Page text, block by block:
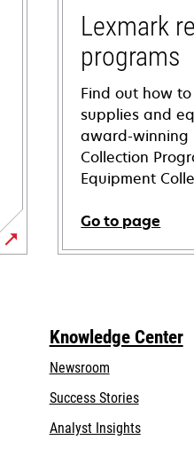
Lexmark
programs
Find out how
supplies and
award-winning
Collection
Equipment
Go to page
Knowledge Center
Newsroom
Success Stories
Analyst Insights